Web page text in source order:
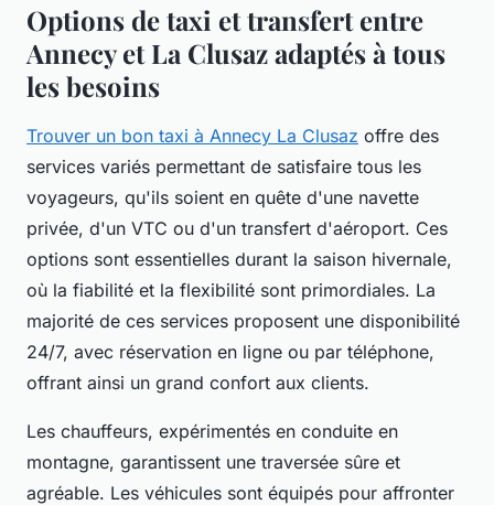
Options de taxi et transfert entre
Annecy et La Clusaz adaptés à tous
les besoins
Trouver un bon taxi à Annecy La Clusaz offre des
services variés permettant de satisfaire tous les
voyageurs, qu'ils soient en quête d'une navette
privée, d'un VTC ou d'un transfert d'aéroport. Ces
options sont essentielles durant la saison hivernale,
où la fiabilité et la flexibilité sont primordiales. La
majorité de ces services proposent une disponibilité
24/7, avec réservation en ligne ou par téléphone,
offrant ainsi un grand confort aux clients.
Les chauffeurs, expérimentés en conduite en
montagne, garantissent une traversée sûre et
agréable. Les véhicules sont équipés pour affronter